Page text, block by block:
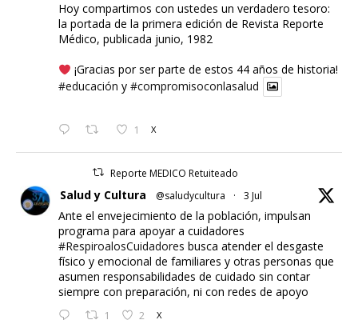
Hoy compartimos con ustedes un verdadero tesoro:
la portada de la primera edición de Revista Reporte
Médico, publicada junio, 1982
¡Gracias por ser parte de estos 44 años de historia!
#educación y #compromisoconlasalud
1 X
Reporte MEDICO Retuiteado
Salud y Cultura @saludycultura · 3 Jul
Ante el envejecimiento de la población, impulsan
programa para apoyar a cuidadores
#RespiroalosCuidadores busca atender el desgaste
físico y emocional de familiares y otras personas que
asumen responsabilidades de cuidado sin contar
siempre con preparación, ni con redes de apoyo
1 2 X